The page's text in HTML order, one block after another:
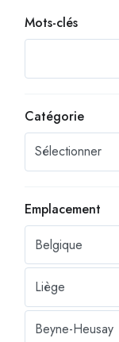
Mots-clés
Catégorie
Emplacement